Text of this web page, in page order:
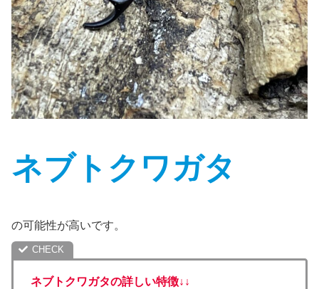
ネブトクワガタ
の可能性が高いです。
ネブトクワガタの詳しい特徴↓ ↓